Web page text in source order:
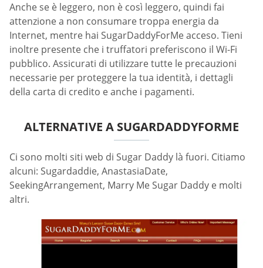
Anche se è leggero, non è così leggero, quindi fai
attenzione a non consumare troppa energia da
Internet, mentre hai SugarDaddyForMe acceso. Tieni
inoltre presente che i truffatori preferiscono il Wi-Fi
pubblico. Assicurati di utilizzare tutte le precauzioni
necessarie per proteggere la tua identità, i dettagli
della carta di credito e anche i pagamenti.
ALTERNATIVE A SUGARDADDYFORME
Ci sono molti siti web di Sugar Daddy là fuori. Citiamo
alcuni: Sugardaddie, AnastasiaDate,
SeekingArrangement, Marry Me Sugar Daddy e molti
altri.